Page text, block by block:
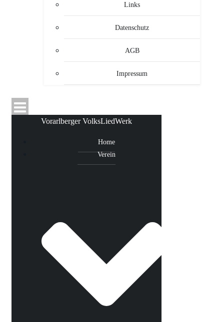
Links
Datenschutz
AGB
Impressum
Vorarlberger VolksLiedWerk
Home
Verein